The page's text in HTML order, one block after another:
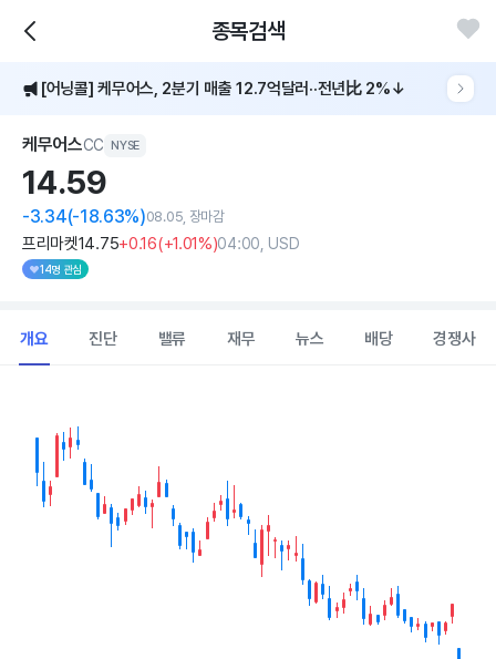
종목검색
[어닝콜] 케무어스, 2분기 매출 12.7억달러··전년比 2%↓
케무어스CC NYSE
14.59
-3.34(-18.63%)08.05, 장마감
프리마켓14.75+0.16(+1.01%)04:00, USD
14명 관심
개요 진단 밸류 재무 뉴스 배당 경쟁사
View as data table, Chart
The chart has 1 X axis displaying Time. Data ranges from
The chart has 1 Y axis displaying values. Data ranges from 14.58